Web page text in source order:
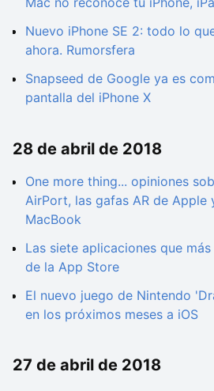
Nuevo iPhone SE 2: todo lo
ahora. Rumorsfera
Snapseed de Google ya es
pantalla del iPhone X
28 de abril de 2018
One more thing... opiniones
AirPort, las gafas AR de
MacBook
Las siete aplicaciones que
de la App Store
El nuevo juego de Nintendo
en los próximos meses a iOS
27 de abril de 2018